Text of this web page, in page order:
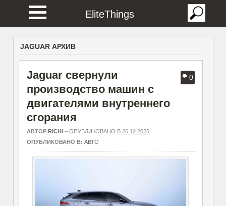
EliteThings
JAGUAR АРХИВ
0
Jaguar свернули
производство машин с
двигателями внутреннего
сгорания
АВТОР RICHI– ОПУБЛИКОВАНО В 26.12.2025
ОПУБЛИКОВАНО В: АВТО